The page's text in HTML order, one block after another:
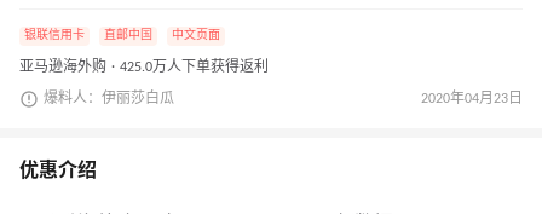
银联信用卡 直邮中国 中文页面
亚马逊海外购 · 425.0万人下单获得返利
爆料人：伊丽莎白瓜 2020年04月23日
优惠介绍